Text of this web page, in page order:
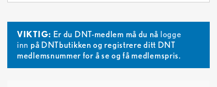
VIKTIG: Er du DNT-medlem må du nå logge
inn på DNTbutikken og registrere ditt DNT
medlemsnummer for å se og få medlemspris.